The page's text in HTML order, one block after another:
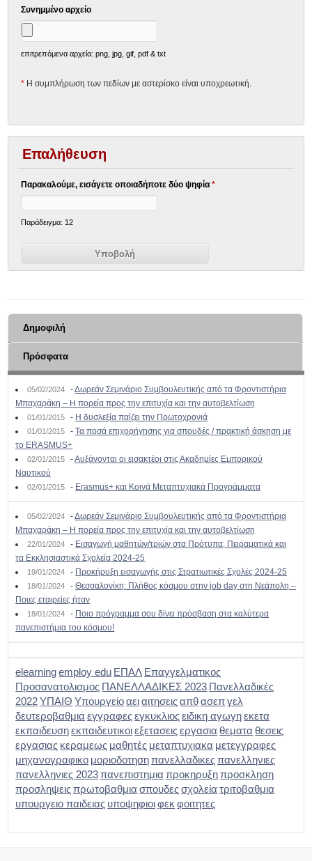
Συνημμένο αρχείο
επιτρεπόμενα αρχεία: png, jpg, gif, pdf & txt
* Η συμπλήρωση των πεδίων με αστερίσκο είναι υποχρεωτική.
Επαλήθευση
Παρακαλούμε, εισάγετε οποιαδήποτε δύο ψηφία*
Παράδειγμα: 12
Δημοφιλή
Πρόσφατα
05/02/2024 -Δωρεάν Σεμινάριο Συμβουλευτικής από τα Φροντιστήρια
Μπαχαράκη – Η πορεία προς την επιτυχία και την αυτοβελτίωση
01/01/2015 - Η δυσλεξία παίζει την Πρωτοχρονιά
01/01/2015 -Τα ποσά επιχορήγησης για σπουδές / πρακτική άσκηση με
το ERASMUS+
02/01/2015 -Αυξάνονται οι εισακτέοι στις Ακαδημίες Εμπορικού
Ναυτικού
02/01/2015 - Erasmus+ και Κοινά Μεταπτυχιακά Προγράμματα
05/02/2024 -Δωρεάν Σεμινάριο Συμβουλευτικής από τα Φροντιστήρια
Μπαχαράκη – Η πορεία προς την επιτυχία και την αυτοβελτίωση
22/01/2024 - Εισαγωγή μαθητών/τριών στα Πρότυπα, Πειραματικά και
τα Εκκλησιαστικά Σχολεία 2024-25
19/01/2024 - Προκήρυξη εισαγωγής στις Στρατιωτικές Σχολές 2024-25
18/01/2024 -Θεσσαλονίκη: Πλήθος κόσμου στην job day στη Νεάπολη –
Ποιες εταιρείες ήταν
18/01/2024 - Ποιο πρόγραμμα σου δίνει πρόσβαση στα καλύτερα
πανεπιστήμια του κόσμου!
elearningemploy edu ΕΠΑΛ Επαγγελματικος
Προσανατολισμος ΠΑΝΕΛΛΑΔΙΚΕΣ 2023 Πανελλαδικές
2022ΥΠΑΙΘ Υπουργείοαειαιτησειςαπθασεπγελ
δευτεροβαθμια εγγραφεςεγκυκλιοςειδικη αγωγηεκετα
εκπαιδευσηεκπαιδευτικοιεξετασειςεργασια θεματα θεσεις
εργασιας κεραμεως μαθητές μεταπτυχιακα μετεγγραφες
μηχανογραφικο μοριοδοτησηπανελλαδικεςπανελληνιες
πανελληνιες 2023πανεπιστημια προκηρυξηπροσκληση
προσληψειςπρωτοβαθμια σπουδεςσχολεία τριτοβαθμια
υπουργειο παιδειας υποψηφιοιφεκ φοιτητες